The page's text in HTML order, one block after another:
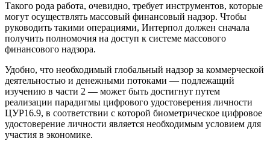
Такого рода работа, очевидно, требует инструментов, которые
могут осуществлять массовый финансовый надзор. Чтобы
руководить такими операциями, Интерпол должен сначала
получить полномочия на доступ к системе массового
финансового надзора.
Удобно, что необходимый глобальный надзор за коммерческой
деятельностью и денежными потоками — подлежащий
изучению в части 2 — может быть достигнут путем
реализации парадигмы цифрового удостоверения личности
ЦУР16.9, в соответствии с которой биометрическое цифровое
удостоверение личности является необходимым условием для
участия в экономике.